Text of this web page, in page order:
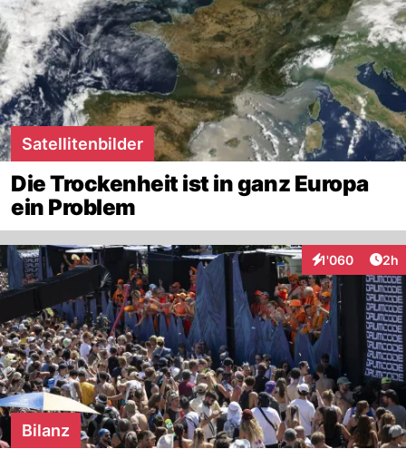
Satellitenbilder
Die Trockenheit ist in ganz Europa
ein Problem
1'060
Interaktionen2h
Bilanz